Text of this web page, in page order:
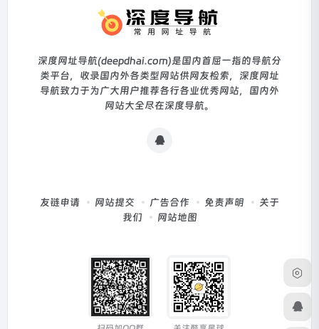
深度网址导航(deepdhai.com)是国内首屈一指的导航分
类平台，收录国内外各类型网站供网友检索，深度网址
导航致力于为广大用户推荐各行各业优秀网站，国内外
网站大全尽在深度导航。
友链申请 网站提交 广告合作 免责声明
关于
我们
网站地图